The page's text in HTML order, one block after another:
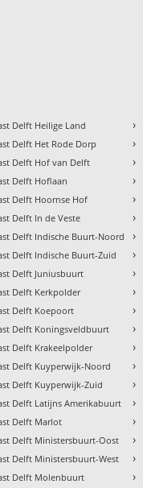
Delft Heilige Land
Delft Het Rode Dorp
Delft Hof van Delft
Delft Hoflaan
Delft Hoornse Hof
Delft In de Veste
Delft Indische Buurt-Noord
Delft Indische Buurt-Zuid
Delft Juniusbuurt
Delft Kerkpolder
Delft Koepoort
Delft Koningsveldbuurt
Delft Krakeelpolder
Delft Kuyperwijk-Noord
Delft Kuyperwijk-Zuid
Delft Latijns Amerikabuurt
Delft Marlot
Delft Ministersbuurt-Oost
Delft Ministersbuurt-West
Delft Molenbuurt
›
›
›
›
›
›
›
›
›
›
›
›
›
›
›
›
›
›
›
›